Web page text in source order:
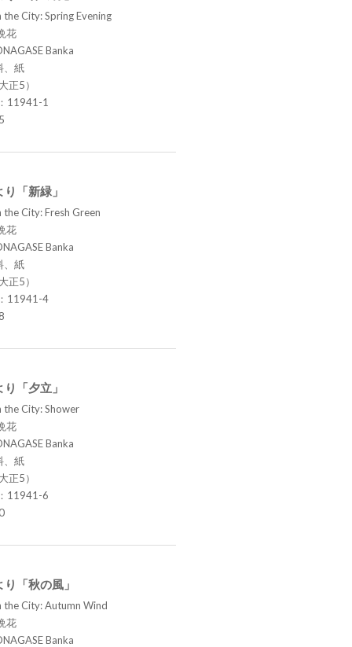
the City: Spring Evening
花
Banka
、紙
正5）
11941-1
り「新緑」
the City: Fresh Green
花
Banka
、紙
正5）
11941-4
り「夕立」
the City: Shower
花
Banka
、紙
正5）
11941-6
り「秋の風」
the City: Autumn Wind
花
Banka